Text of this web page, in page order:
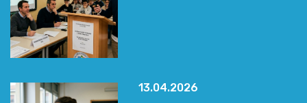
13.04.2026